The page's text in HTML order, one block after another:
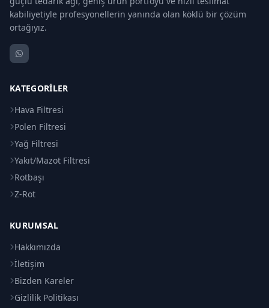
kabiliyetiyle profesyonellerin yanında olan köklü bir çözüm
ortağıyız.
KATEGORILER
Hava Filtresi
Polen Filtresi
Yağ Filtresi
Yakıt/Mazot Filtresi
Rotbaşı
Z-Rot
KURUMSAL
Hakkımızda
İletişim
Bizden Kareler
Gizlilik Politikası